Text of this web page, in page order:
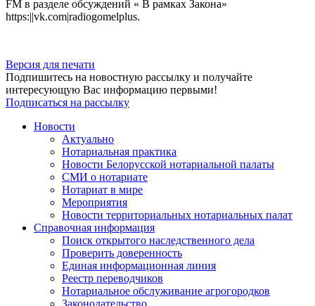
FM в разделе обсуждений « В рамках Закона»
https:||vk.com|radiogomelplus.
Версия для печати
Подпишитесь на новостную рассылку и получайте
интересующую Вас информацию первыми!
Подписаться на рассылку
Новости
Актуально
Нотариальная практика
Новости Белорусской нотариальной палаты
СМИ о нотариате
Нотариат в мире
Мероприятия
Новости территориальных нотариальных палат
Справочная информация
Поиск открытого наследственного дела
Проверить доверенность
Единая информационная линия
Реестр переводчиков
Нотариальное обслуживание агрогородков